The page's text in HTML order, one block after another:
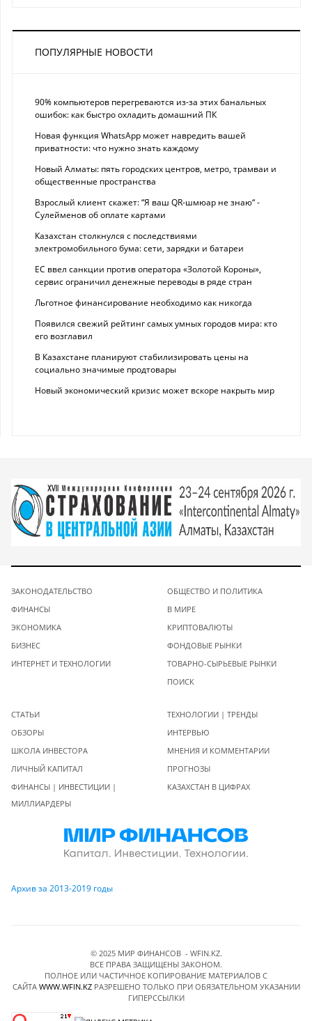
ПОПУЛЯРНЫЕ НОВОСТИ
90% компьютеров перегреваются из-за этих банальных
ошибок: как быстро охладить домашний ПК
Новая функция WhatsApp может навредить вашей
приватности: что нужно знать каждому
Новый Алматы: пять городских центров, метро, трамваи и
общественные пространства
Взрослый клиент скажет: “Я ваш QR-шмюар не знаю“ -
Сулейменов об оплате картами
Казахстан столкнулся с последствиями
электромобильного бума: сети, зарядки и батареи
ЕС ввел санкции против оператора «Золотой Короны»,
сервис ограничил денежные переводы в ряде стран
Льготное финансирование необходимо как никогда
Появился свежий рейтинг самых умных городов мира: кто
его возглавил
В Казахстане планируют стабилизировать цены на
социально значимые продтовары
Новый экономический кризис может вскоре накрыть мир
ЗАКОНОДАТЕЛЬСТВО
ФИНАНСЫ
ЭКОНОМИКА
БИЗНЕС
ИНТЕРНЕТ И ТЕХНОЛОГИИ
ОБЩЕСТВО И ПОЛИТИКА
В МИРЕ
КРИПТОВАЛЮТЫ
ФОНДОВЫЕ РЫНКИ
ТОВАРНО-СЫРЬЕВЫЕ РЫНКИ
ПОИСК
СТАТЬИ
ОБЗОРЫ
ШКОЛА ИНВЕСТОРА
ЛИЧНЫЙ КАПИТАЛ
ФИНАНСЫ | ИНВЕСТИЦИИ |
МИЛЛИАРДЕРЫ
ТЕХНОЛОГИИ | ТРЕНДЫ
ИНТЕРВЬЮ
МНЕНИЯ И КОММЕНТАРИИ
ПРОГНОЗЫ
КАЗАХСТАН В ЦИФРАХ
Архив за 2013-2019 годы
© 2025 МИР ФИНАНСОВ - WFIN.KZ.
ВСЕ ПРАВА ЗАЩИЩЕНЫ ЗАКОНОМ.
ПОЛНОЕ ИЛИ ЧАСТИЧНОЕ КОПИРОВАНИЕ МАТЕРИАЛОВ C
САЙТА WWW.WFIN.KZРАЗРЕШЕНО ТОЛЬКО ПРИ ОБЯЗАТЕЛЬНОМ УКАЗАНИИ
ГИПЕРССЫЛКИ